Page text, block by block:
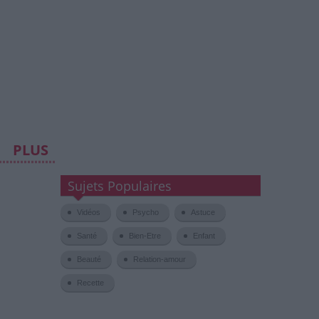
PLUS
Sujets Populaires
Vidéos Psycho Astuce
Santé Bien-Etre Enfant
Beauté Relation-amour
Recette